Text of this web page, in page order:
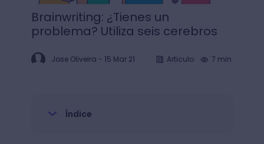
Brainwriting: ¿Tienes un
problema? Utiliza seis cerebros
Jose Oliveira - 15 Mar 21 Articulo 7 min.
Índice